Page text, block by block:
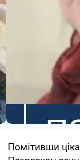
Помітивши